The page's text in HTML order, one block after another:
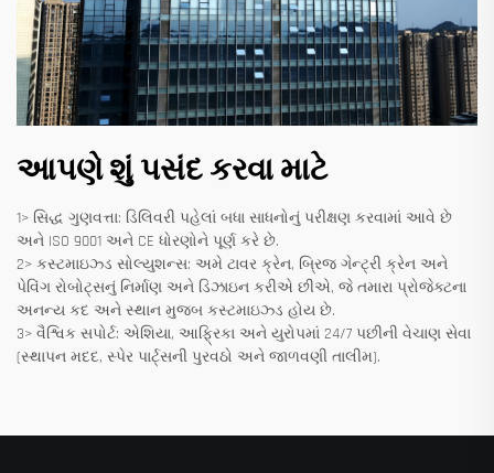
આપણે શું પસંદ કરવા માટે
1> સિદ્ધ ગુણવત્તા: ડિલિવરી પહેલાં બધા સાધનોનું પરીક્ષણ કરવામાં આવે છે
અને ISO 9001 અને CE ધોરણોને પૂર્ણ કરે છે.
2> કસ્ટમાઇઝ્ડ સોલ્યુશન્સ: અમે ટાવર ક્રેન, બ્રિજ ગેન્ટ્રી ક્રેન અને
પેવિંગ રોબોટ્સનું નિર્માણ અને ડિઝાઇન કરીએ છીએ, જે તમારા પ્રોજેક્ટના
અનન્ય કદ અને સ્થાન મુજબ કસ્ટમાઇઝ્ડ હોય છે.
3> વૈશ્વિક સપોર્ટ: એશિયા, આફ્રિકા અને યુરોપમાં 24/7 પછીની વેચાણ સેવા
(સ્થાપન મદદ, સ્પેર પાર્ટ્સની પુરવઠો અને જાળવણી તાલીમ).